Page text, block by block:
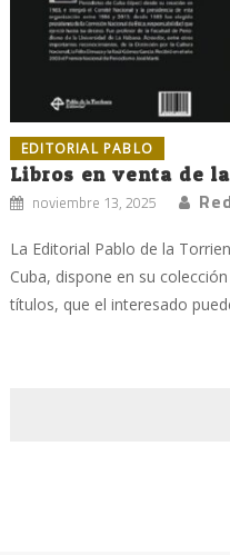
EDITORIAL PABLO
Libros en venta de
noviembre 13, 2025
La Editorial Pablo de la
Cuba, dispone en su
títulos, que el interesado